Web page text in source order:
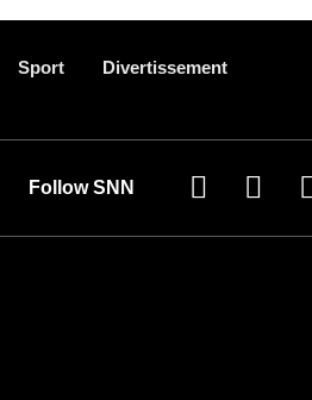
Sport Divertissement
Follow SNN